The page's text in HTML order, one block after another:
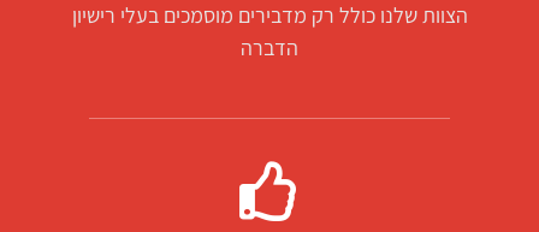
הצוות שלנו כולל רק מדבירים מוסמכים בעלי רישיון
הדברה